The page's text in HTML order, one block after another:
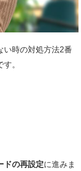
い時の対処方法2番
。
ドの再設定に進みま